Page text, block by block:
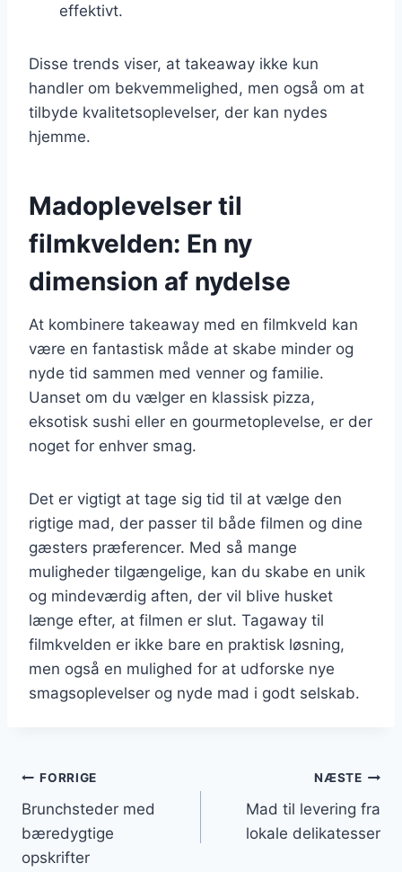
effektivt.
Disse trends viser, at takeaway ikke kun
handler om bekvemmelighed, men også om at
tilbyde kvalitetsoplevelser, der kan nydes
hjemme.
Madoplevelser til
filmkvelden: En ny
dimension af nydelse
At kombinere takeaway med en filmkveld kan
være en fantastisk måde at skabe minder og
nyde tid sammen med venner og familie.
Uanset om du vælger en klassisk pizza,
eksotisk sushi eller en gourmetoplevelse, er der
noget for enhver smag.
Det er vigtigt at tage sig tid til at vælge den
rigtige mad, der passer til både filmen og dine
gæsters præferencer. Med så mange
muligheder tilgængelige, kan du skabe en unik
og mindeværdig aften, der vil blive husket
længe efter, at filmen er slut. Tagaway til
filmkvelden er ikke bare en praktisk løsning,
men også en mulighed for at udforske nye
smagsoplevelser og nyde mad i godt selskab.
Indlægsnavigation
FORRIGE
Brunchsteder med
bæredygtige
opskrifter
NÆSTE
Mad til levering fra
lokale delikatesser